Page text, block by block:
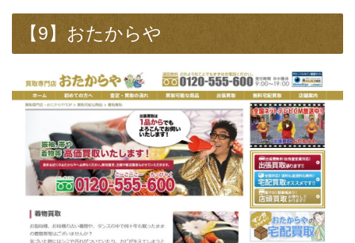
【9】おたからや